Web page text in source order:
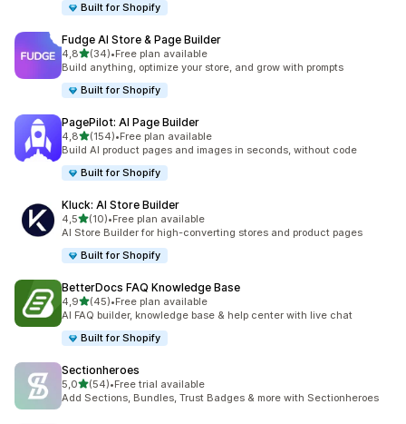
Built for Shopify
Fudge AI Store & Page Builder
4,8z 5 hvězd
(34)
Celkový počet recenzí: 34
•Free plan available
Build anything, optimize your store, and grow with prompts
Built for Shopify
PagePilot: AI Page Builder
4,8z 5 hvězd
(154)
Celkový počet recenzí: 154
•Free plan available
Build AI product pages and images in seconds, without code
Built for Shopify
Kluck: AI Store Builder
4,5z 5 hvězd
(10)
Celkový počet recenzí: 10
•Free plan available
AI Store Builder for high-converting stores and product pages
Built for Shopify
BetterDocs FAQ Knowledge Base
4,9z 5 hvězd
(45)
Celkový počet recenzí: 45
•Free plan available
AI FAQ builder, knowledge base & help center with live chat
Built for Shopify
Sectionheroes
5,0z 5 hvězd
(54)
Celkový počet recenzí: 54
•Free trial available
Add Sections, Bundles, Trust Badges & more with Sectionheroes